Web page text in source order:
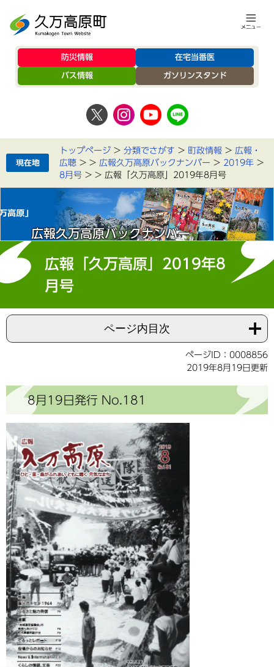
防災情報 在宅当番医
バス情報 ガソリンスタンド
トップページ > 分類でさがす > 町政情報 > 広報・
広聴 > > 広報久万高原バックナンバー > 2019年 >
8月号 > > 広報「久万高原」2019年8月号
広報久万高原バックナンバー
広報「久万高原」2019年8
月号
ページ内目次
ページID：0008856
2019年8月19日更新
8月19日発行 No.181